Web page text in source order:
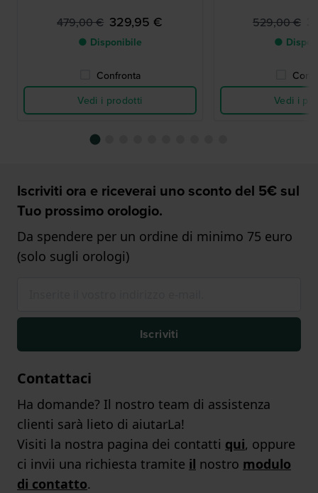
479,00 € 329,95 €
● Disponibile
Confronta
Vedi i prodotti
529,00 €
●
Vedi i
Iscriviti ora e riceverai uno sconto del 5€ sul
Tuo prossimo orologio.
Da spendere per un ordine di minimo 75 euro
(solo sugli orologi)
Iscriviti
Contattaci
Ha domande? Il nostro team di assistenza
clienti sarà lieto di aiutarLa!
Visiti la nostra pagina dei contatti qui, oppure
ci invii una richiesta tramite il nostro modulo
di contatto.